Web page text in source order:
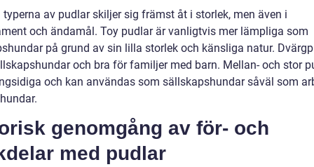
typerna av pudlar skiljer sig främst åt i storlek, men även i
och ändamål. Toy pudlar är vanligtvis mer lämpliga som
på grund av sin lilla storlek och känsliga natur.
och bra för familjer med barn. Mellan- och stor
och kan användas som sällskapshundar såväl som
genomgång av för- och
med pudlar